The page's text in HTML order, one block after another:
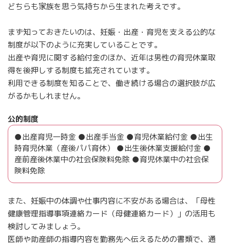
どちらも家族を思う気持ちから生まれた考えです。
まず知っておきたいのは、妊娠・出産・育児を支える公的な
制度が以下のように充実していることです。
出産や育児に関する給付金のほか、近年は男性の育児休業取
得を後押しする制度も拡充されています。
利用できる制度を知ることで、働き続ける場合の選択肢が広
がるかもしれません。
公的制度
●出産育児一時金 ●出産手当金 ●育児休業給付金 ●出生
時育児休業（産後パパ育休） ●出生後休業支援給付金 ●
産前産後休業中の社会保険料免除 ●育児休業中の社会保
険料免除
また、妊娠中の体調や仕事内容に不安がある場合は、「母性
健康管理指導事項連絡カード（母健連絡カード）」の活用も
検討してみましょう。
医師や助産師の指導内容を勤務先へ伝えるための書類で、通